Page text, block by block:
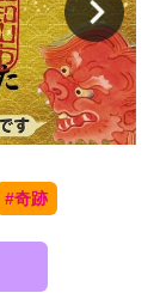
#奇跡